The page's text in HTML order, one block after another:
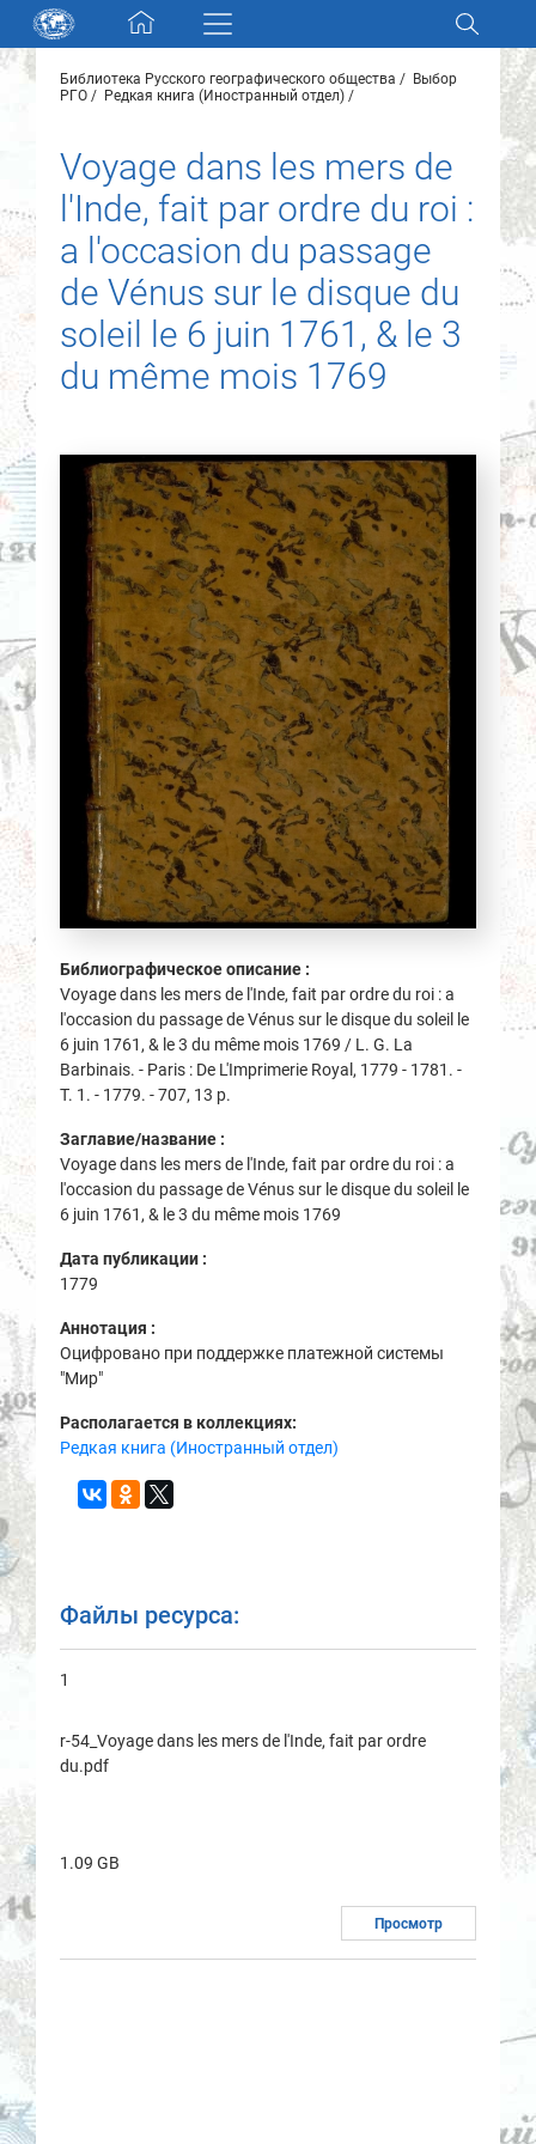
Skip navigation
Разделы и коллекции
Электронный каталог
Новости
О нас
Контакты
Партнеры
Найти
Библиотека Русского географического общества
Выбор
РГО
Редкая книга (Иностранный отдел)
Voyage dans les mers de
l'Inde, fait par ordre du roi :
a l'occasion du passage
de Vénus sur le disque du
soleil le 6 juin 1761, & le 3
du même mois 1769
Библиографическое описание :
Voyage dans les mers de l'Inde, fait par ordre du roi : a
l'occasion du passage de Vénus sur le disque du soleil le
6 juin 1761, & le 3 du même mois 1769 / L. G. La
Barbinais. - Paris : De L'Imprimerie Royal, 1779 - 1781. -
Т. 1. - 1779. - 707, 13 p.
Заглавие/название :
Voyage dans les mers de l'Inde, fait par ordre du roi : a
l'occasion du passage de Vénus sur le disque du soleil le
6 juin 1761, & le 3 du même mois 1769
Дата публикации :
1779
Аннотация :
Оцифровано при поддержке платежной системы
"Мир"
Располагается в коллекциях:
Редкая книга (Иностранный отдел)
Файлы ресурса:
1
r-54_Voyage dans les mers de l'Inde, fait par ordre
du.pdf
1.09 GB
Просмотр